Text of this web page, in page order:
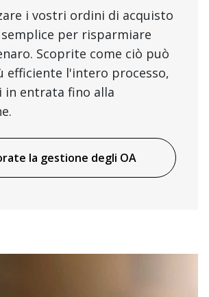
i vostri ordini di acquisto
per risparmiare
Scoprite come ciò può
efficiente l'intero processo,
in entrata fino alla
la gestione degli OA